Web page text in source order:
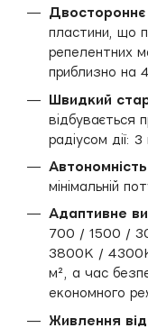
Двостороннє
пластини, що
репелентних
приблизно на
Швидкий
відбувається
радіусом дії:
мінімальній
Адаптивне
700 / 1500 /
3800K / 4300K
м², а час
економного
Живлення